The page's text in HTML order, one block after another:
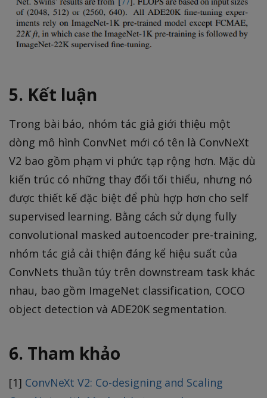
5. Kết luận
Trong bài báo, nhóm tác giả giới thiệu một
dòng mô hình ConvNet mới có tên là ConvNeXt
V2 bao gồm phạm vi phức tạp rộng hơn. Mặc dù
kiến trúc có những thay đổi tối thiểu, nhưng nó
được thiết kế đặc biệt để phù hợp hơn cho self
supervised learning. Bằng cách sử dụng fully
convolutional masked autoencoder pre-training,
nhóm tác giả cải thiện đáng kể hiệu suất của
ConvNets thuần túy trên downstream task khác
nhau, bao gồm ImageNet classification, COCO
object detection và ADE20K segmentation.
6. Tham khảo
[1] ConvNeXt V2: Co-designing and Scaling